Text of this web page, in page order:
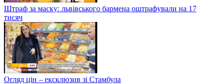
Штраф за маску: львівського бармена оштрафували на 17
тисяч
Огляд цін – ексклюзив зі Стамбула